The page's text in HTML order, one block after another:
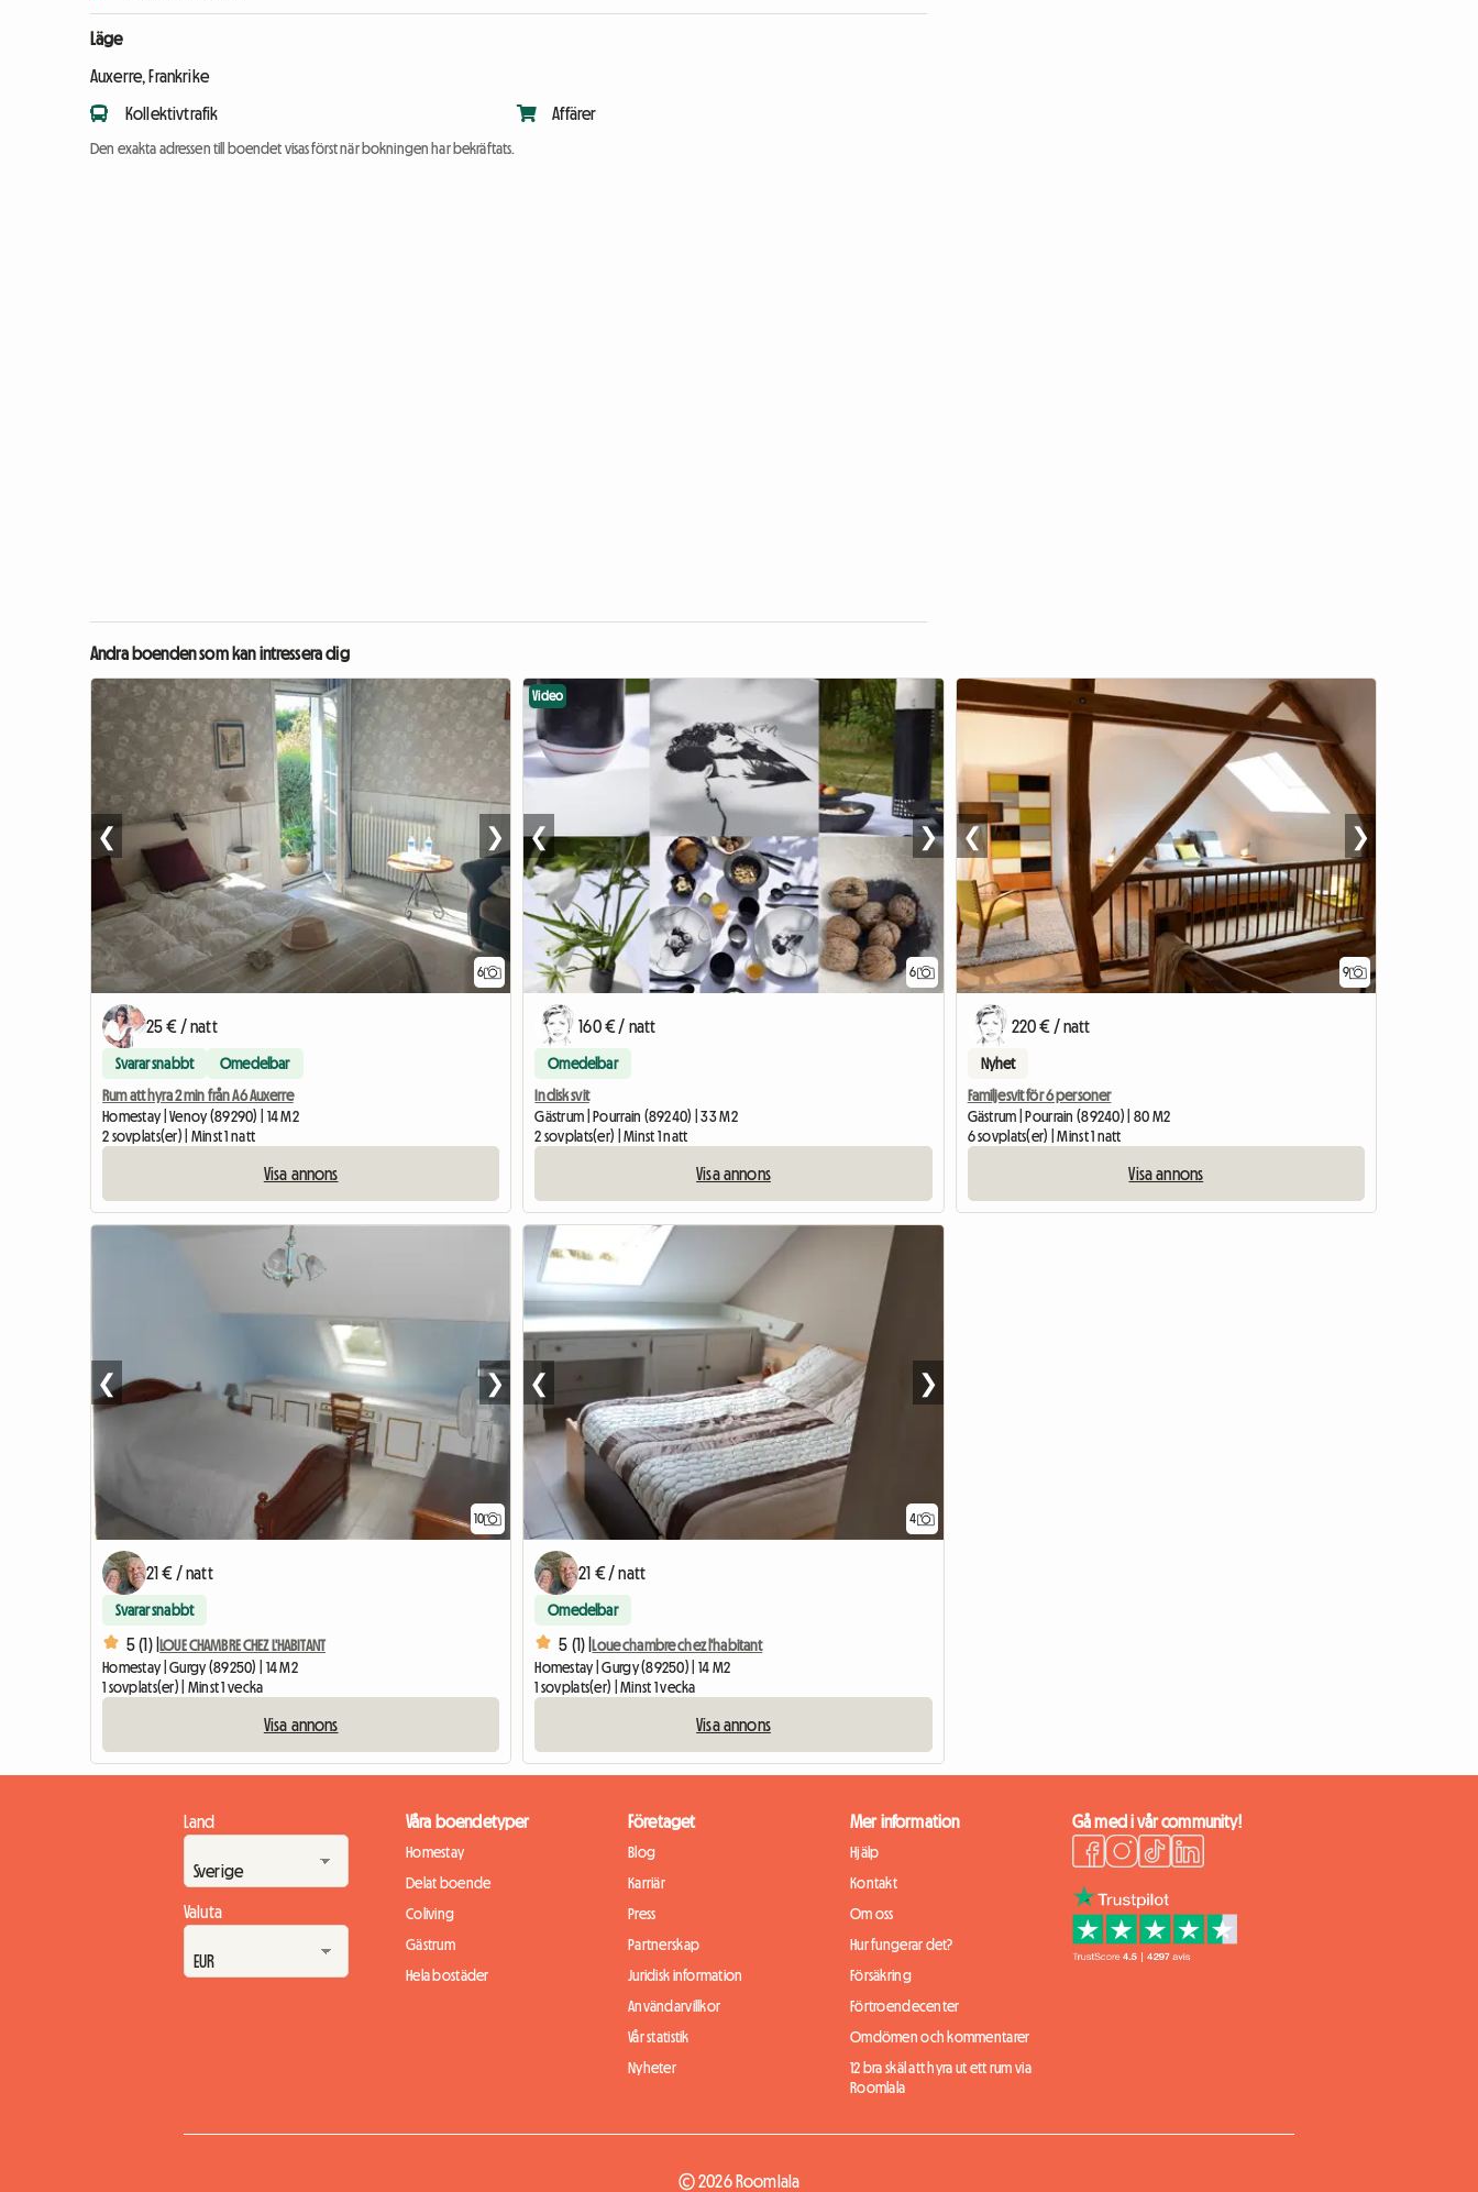
Läge
Auxerre, Frankrike
Kollektivtrafik Affärer
Den exakta adressen till boendet visas först när bokningen har bekräftats.
Andra boenden som kan intressera dig
6
❮ ❯
25 € / natt
Svarar snabbt Omedelbar
Rum att hyra 2 min från A6 Auxerre
Homestay | Venoy (89290) | 14 M2
2 sovplats(er) | Minst 1 natt
Visa annons
6
Video
❮ ❯
160 € / natt
Omedelbar
Indisk svit
Gästrum | Pourrain (89240) | 33 M2
2 sovplats(er) | Minst 1 natt
Visa annons
9
❮ ❯
220 € / natt
Nyhet
Familjesvit för 6 personer
Gästrum | Pourrain (89240) | 80 M2
6 sovplats(er) | Minst 1 natt
Visa annons
10
❮ ❯
21 € / natt
Svarar snabbt
5 (1) |LOUE CHAMBRE CHEZ L'HABITANT
Homestay | Gurgy (89250) | 14 M2
1 sovplats(er) | Minst 1 vecka
Visa annons
4
❮ ❯
21 € / natt
Omedelbar
5 (1) |Loue chambre chez l'habitant
Homestay | Gurgy (89250) | 14 M2
1 sovplats(er) | Minst 1 vecka
Visa annons
Land
Valuta
Våra boendetyper
Homestay
Delat boende
Coliving
Gästrum
Hela bostäder
Företaget
Blog
Karriär
Press
Partnerskap
Juridisk information
Användarvillkor
Vår statistik
Nyheter
Mer information
Hjälp
Kontakt
Om oss
Hur fungerar det?
Försäkring
Förtroendecenter
Omdömen och kommentarer
12 bra skäl att hyra ut ett rum via
Roomlala
Gå med i vår community!
© 2026 Roomlala